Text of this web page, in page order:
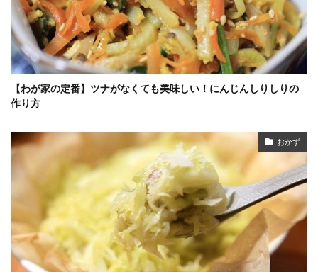
【わが家の定番】ツナがなくても美味しい！にんじんしりしりの
作り方
おかず